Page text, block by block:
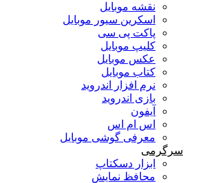
نقشه موبایل
اسکرین سیور موبایل
پاکت پی سی
کلیپ موبایل
عکس موبایل
کتاب موبایل
نرم افزار اندروید
بازی اندروید
آیفون
اس ام اس
معرفی گوشی موبایل
سرگرمی
ابزار دسکتاپ
محافظ نمایش